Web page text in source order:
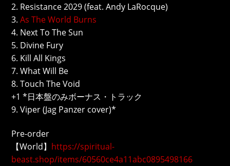
2. Resistance 2029 (feat. Andy LaRocque)
3.As The World Burns
4. Next To The Sun
5. Divine Fury
6. Kill All Kings
7. What Will Be
8. Touch The Void
+1 *日本盤のみボーナス・トラック
9. Viper (Jag Panzer cover)*
Pre-order
【World】 https://spiritual-
beast.shop/items/60560ce4a11abc0895498166